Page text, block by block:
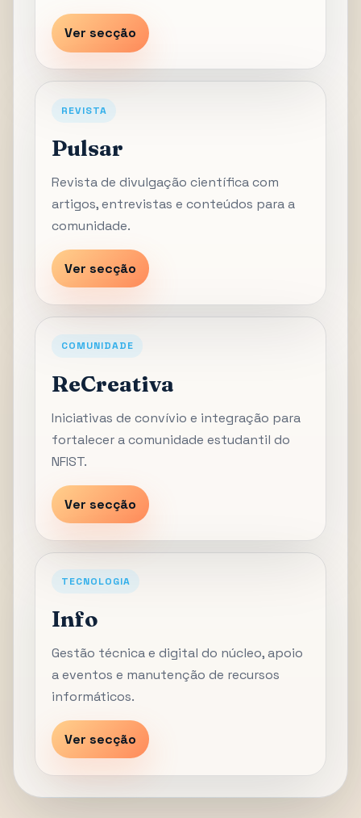
Ver secção
REVISTA
Pulsar
Revista de divulgação científica com
artigos, entrevistas e conteúdos para a
comunidade.
Ver secção
COMUNIDADE
ReCreativa
Iniciativas de convívio e integração para
fortalecer a comunidade estudantil do
NFIST.
Ver secção
TECNOLOGIA
Info
Gestão técnica e digital do núcleo, apoio
a eventos e manutenção de recursos
informáticos.
Ver secção